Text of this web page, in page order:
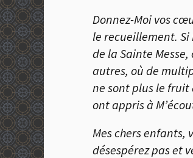
Donnez-Moi vos
le recueillement.
de la Sainte
autres, où de
ne sont plus le fruit
ont appris à
Mes chers enfants,
désespérez pas et